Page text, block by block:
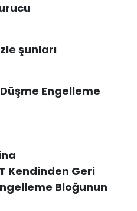
şunları
Düşme Engelleme
Kendinden Geri
Bloğunun